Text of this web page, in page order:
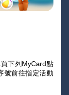
下列MyCard點
號前往指定活動